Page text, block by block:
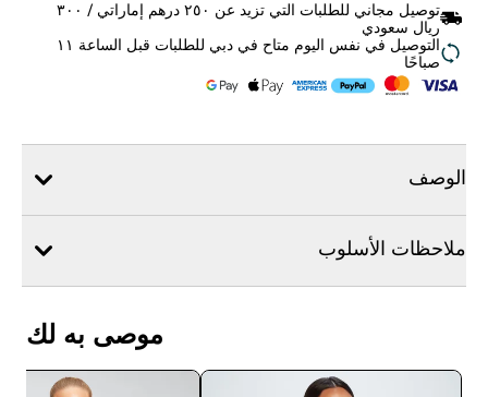
توصيل مجاني للطلبات التي تزيد عن ٢٥٠ درهم إماراتي / ٣٠٠
ريال سعودي
التوصيل في نفس اليوم متاح في دبي للطلبات قبل الساعة ١١
صباحًا
الوصف
ملاحظات الأسلوب
موصى به لك